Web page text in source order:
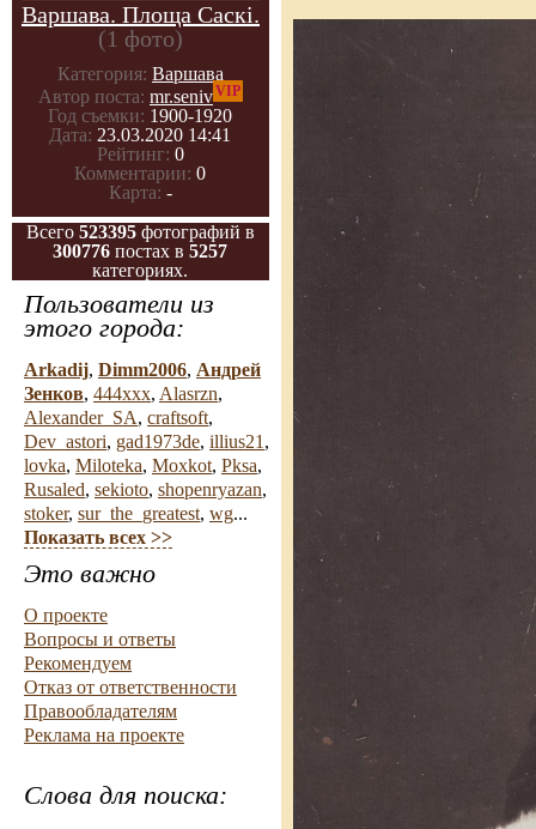
Варшава. Площа Саскі.
(1 фото)
Категория: Варшава
Автор поста: mr.senivVIP
Год съемки: 1900-1920
Дата: 23.03.2020 14:41
Рейтинг: 0
Комментарии: 0
Карта: -
Всего 523395 фотографий в
300776 постах в5257
категориях.
Пользователи из
этого города:
Arkadij, Dimm2006, Андрей
Зенков, 444xxx, Alasrzn,
Alexander_SA, craftsoft,
Dev_astori, gad1973de, illius21 ,
lovka, Miloteka, Moxkot, Pksa,
Rusaled, sekioto, shopenryazan,
stoker, sur_the_greatest, wg...
Показать всех >>
Это важно
О проекте
Вопросы и ответы
Рекомендуем
Отказ от ответственности
Правообладателям
Реклама на проекте
Слова для поиска: